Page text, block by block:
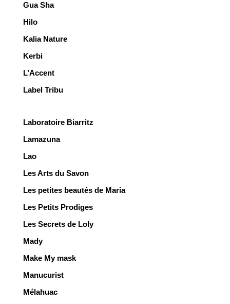
Gua Sha
Hilo
Kalia Nature
Kerbi
L’Accent
Label Tribu
Laboratoire Biarritz
Lamazuna
Lao
Les Arts du Savon
Les petites beautés de Maria
Les Petits Prodiges
Les Secrets de Loly
Mady
Make My mask
Manucurist
Mélahuac